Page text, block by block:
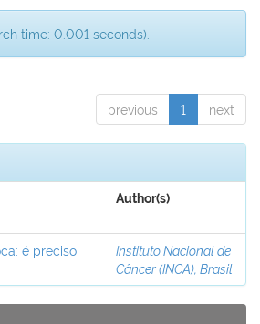
time: 0.001 seconds).
previous 1 next
Author(s)
é preciso
Instituto Nacional de
Câncer (INCA), Brasil